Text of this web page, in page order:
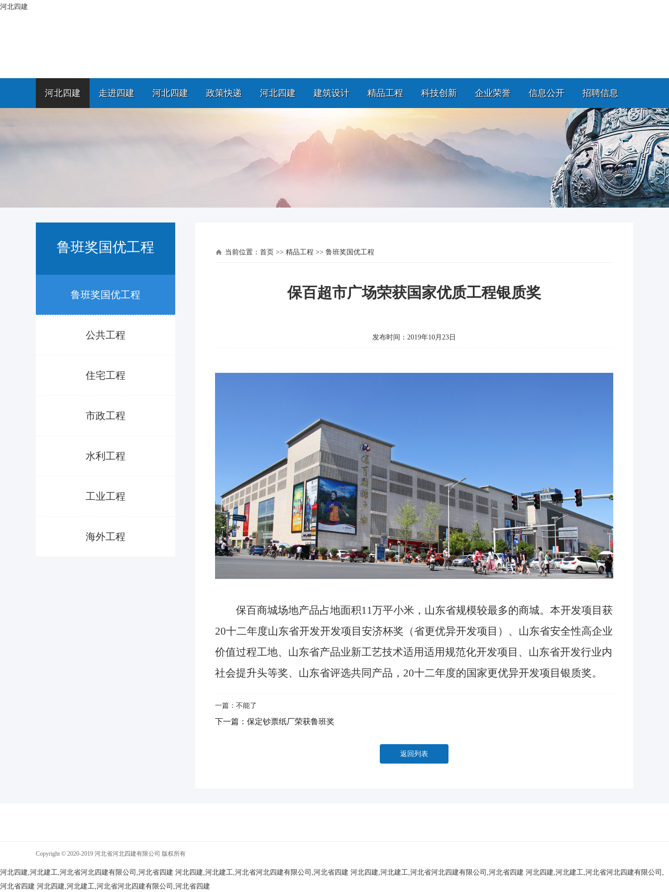
河北四建
河北四建 走进四建 河北四建 政策快递 河北四建 建筑设计 精品工程 科技创新 企业荣誉 信息公开 招聘信息
鲁班奖国优工程
鲁班奖国优工程
公共工程
住宅工程
市政工程
水利工程
工业工程
海外工程
当前位置： 首页 >> 精品工程 >> 鲁班奖国优工程
保百超市广场荣获国家优质工程银质奖
发布时间：2019年10月23日
保百商城场地产品占地面积11万平小米，山东省规模较最多的商城。本开发项目获
20十二年度山东省开发开发项目安济杯奖（省更优异开发项目）、山东省安全性高企业
价值过程工地、山东省产品业新工艺技术适用适用规范化开发项目、山东省开发行业内
社会提升头等奖、山东省评选共同产品，20十二年度的国家更优异开发项目银质奖。
一篇：不能了
下一篇： 保定钞票纸厂荣获鲁班奖
返回列表
Copyright © 2020-2019 河北省河北四建有限公司 版权所有
河北四建,河北建工,河北省河北四建有限公司,河北省四建 河北四建,河北建工,河北省河北四建有限公司,河北省四建 河北四建,河北建工,河北省河北四建有限公司,河北省四建 河北四建,河北建工,河北省河北四建有限公司,
河北省四建 河北四建,河北建工,河北省河北四建有限公司,河北省四建